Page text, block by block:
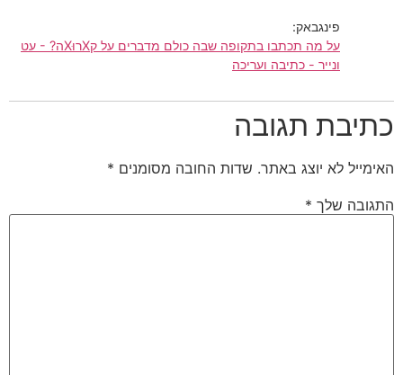
פינגבאק:
על מה תכתבו בתקופה שבה כולם מדברים על קXרוּXה? - עט
ונייר - כתיבה ועריכה
כתיבת תגובה
האימייל לא יוצג באתר. שדות החובה מסומנים *
התגובה שלך *